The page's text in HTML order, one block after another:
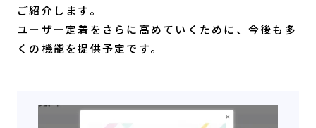
ご紹介します。
ユーザー定着をさらに高めていくために、今後も多
くの機能を提供予定です。